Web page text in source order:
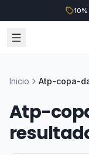
10%
Inicio Atp-copa-
Atp-